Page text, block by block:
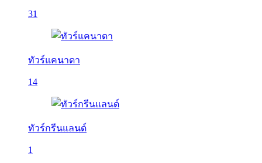
31
ทัวร์แคนาดา
14
ทัวร์กรีนแลนด์
1